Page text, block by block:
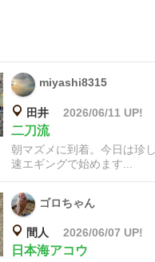
miyashi8315
田井 2026/06/11 UP!
二刀流
朝マズメに到着。今日は珍
速エギングで始めます...
ゴロちゃん
間人 2026/06/07 UP!
日本海アコウ